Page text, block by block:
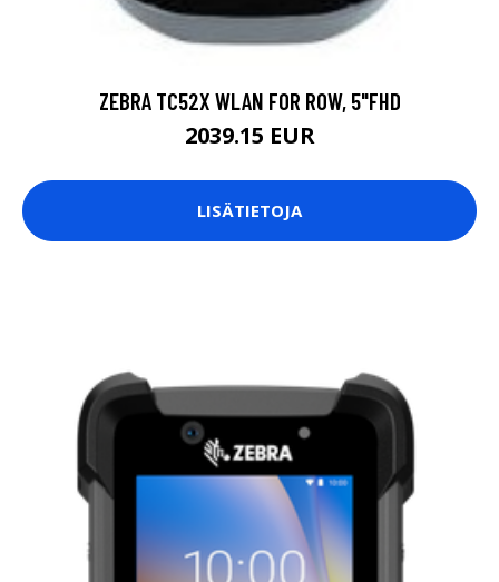
ZEBRA TC52X WLAN FOR ROW, 5"FHD
2039.15 EUR
LISÄTIETOJA